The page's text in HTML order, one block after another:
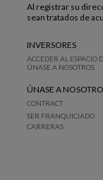
Al registrar su
sean tratados de
INVERSORES
ACCEDER AL ESPACIO
ÚNASE A NOSOTROS
ÚNASE A
CONTRACT
SER FRANQUICIADO
CARRERAS